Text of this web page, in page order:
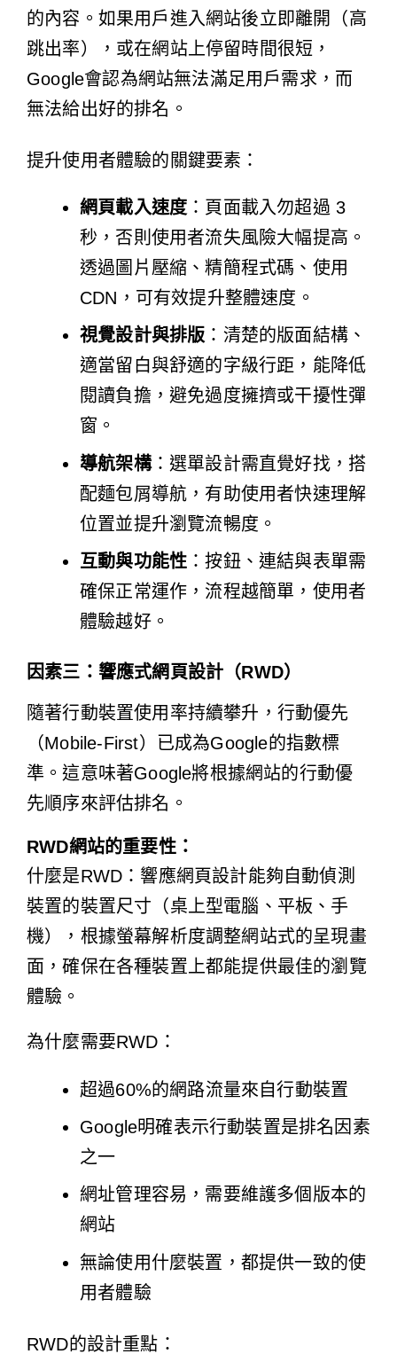
的內容。如果用戶進入網站後立即離開（高
跳出率），或在網站上停留時間很短，
Google會認為網站無法滿足用戶需求，而
無法給出好的排名。
提升使用者體驗的關鍵要素：
網頁載入速度 ：頁面載入勿超過 3
秒，否則使用者流失風險大幅提高。
透過圖片壓縮、精簡程式碼、使用
CDN，可有效提升整體速度。
視覺設計與排版：清楚的版面結構、
適當留白與舒適的字級行距，能降低
閱讀負擔，避免過度擁擠或干擾性彈
窗。
導航架構：選單設計需直覺好找，搭
配麵包屑導航，有助使用者快速理解
位置並提升瀏覽流暢度。
互動與功能性 ：按鈕、連結與表單需
確保正常運作，流程越簡單，使用者
體驗越好。
因素三：響應式網頁設計（RWD）
隨著行動裝置使用率持續攀升，行動優先
（Mobile-First）已成為Google的指數標
準。這意味著Google將根據網站的行動優
先順序來評估排名。
RWD網站的重要性：
什麼是RWD：響應網頁設計能夠自動偵測
裝置的裝置尺寸（桌上型電腦、平板、手
機），根據螢幕解析度調整網站式的呈現畫
面，確保在各種裝置上都能提供最佳的瀏覽
體驗。
為什麼需要RWD：
超過60%的網路流量來自行動裝置
Google明確表示行動裝置是排名因素
之一
網址管理容易，需要維護多個版本的
網站
無論使用什麼裝置，都提供一致的使
用者體驗
RWD的設計重點：